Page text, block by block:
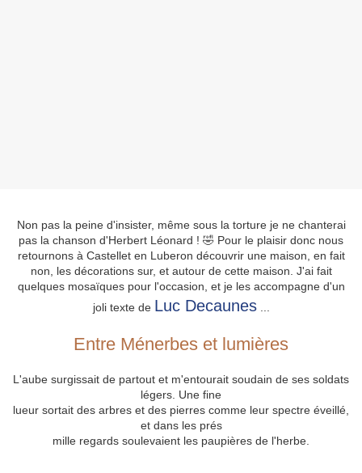
Non pas la peine d'insister, même sous la torture je ne chanterai
pas la chanson d'Herbert Léonard ! 🤣 Pour le plaisir donc nous
retournons à Castellet en Luberon découvrir une maison, en fait
non, les décorations sur, et autour de cette maison. J'ai fait
quelques mosaïques pour l'occasion, et je les accompagne d'un
joli texte de Luc Decaunes...
Entre Ménerbes et lumières
L'aube surgissait de partout et m'entourait soudain de ses soldats
légers. Une fine
lueur sortait des arbres et des pierres comme leur spectre éveillé,
et dans les prés
mille regards soulevaient les paupières de l'herbe.